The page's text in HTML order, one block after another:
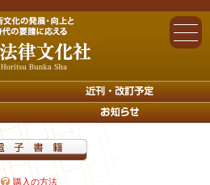
購入の方法